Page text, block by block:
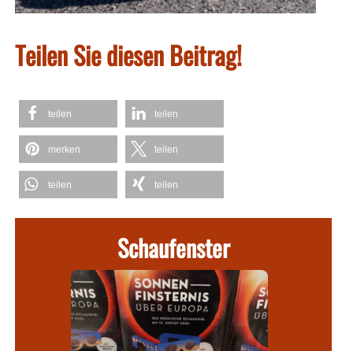
Teilen Sie diesen Beitrag!
teilen teilen
merken teilen
teilen teilen
Schaufenster